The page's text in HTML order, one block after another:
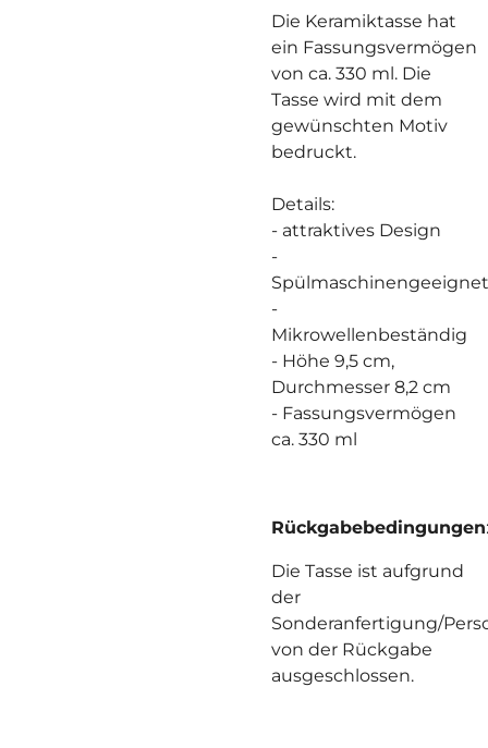
Die Keramiktasse hat
ein Fassungsvermögen
von ca. 330 ml. Die
Tasse wird mit dem
gewünschten Motiv
bedruckt.
Details:
- attraktives Design
-
Spülmaschinengeeignet
-
Mikrowellenbeständig
- Höhe 9,5 cm,
Durchmesser 8,2 cm
- Fassungsvermögen
ca. 330 ml
Rückgabebedingungen:
Die Tasse ist aufgrund
der
Sonderanfertigung/
von der Rückgabe
ausgeschlossen.